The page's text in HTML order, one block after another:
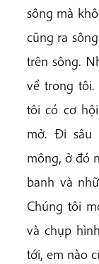
sông mà
cũng ra
trên sông.
về trong
tôi có cơ
mở. Đi sâu
mông, ở đó
banh và
Chúng tôi
và chụp
tới, em nào